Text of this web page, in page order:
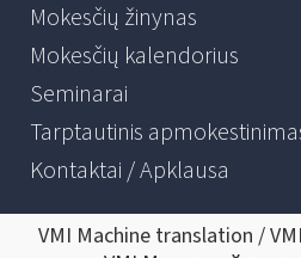
Mokesčių žinynas
Mokesčių kalendorius
Seminarai
Tarptautinis
Kontaktai / Apklausa
VMI Machine translation /